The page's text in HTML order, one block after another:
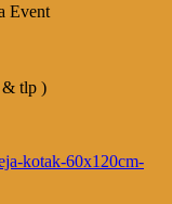
Event
& tlp )
kotak-60x120cm-